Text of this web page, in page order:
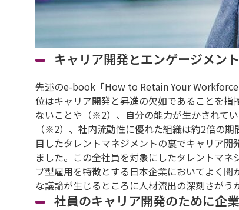
キャリア開発とエンゲージメント
先述のe-book「How to Retain Your
位はキャリア開発と昇進の欠如であることを
ないことや（※2）、自分の能力が生かされて
（※2）、社内流動性に優れた組織は約2倍の
目したタレントマネジメントの裏でキャリア
ました。この全社員を対象にしたタレントマ
プ型雇用を特徴とする日本企業においてよく
な議論が生じるところに人材流出の深刻さがう
社員のキャリア開発のために企